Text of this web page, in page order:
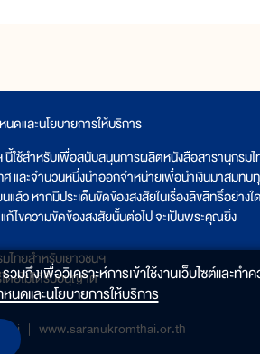
นดและนโยบายการให้บริการ
ใช้สำหรับเพื่อสนับสนุนการผลิตหนังสือสารานุกรม
ทศ และจำนวนหนึ่งนำออกจำหน่ายเพื่อนำเงินมาสม
หากมีประเด็นขัดข้องสงสัยในเรื่องลิขสิทธิ์อย่างใ
ไขความขัดข้องสงสัยนั้นต่อไป จะเป็นพระคุณยิ่ง
ไทยสำหรับเยาวชนฯ
ดยไม่ได้รับอนุญาต
| www.saranukromthai.or.th
งเพื่อวิเคราะห์การเข้าใช้งานเว็บไซต์และทำค
นดและนโยบายการให้บริการ